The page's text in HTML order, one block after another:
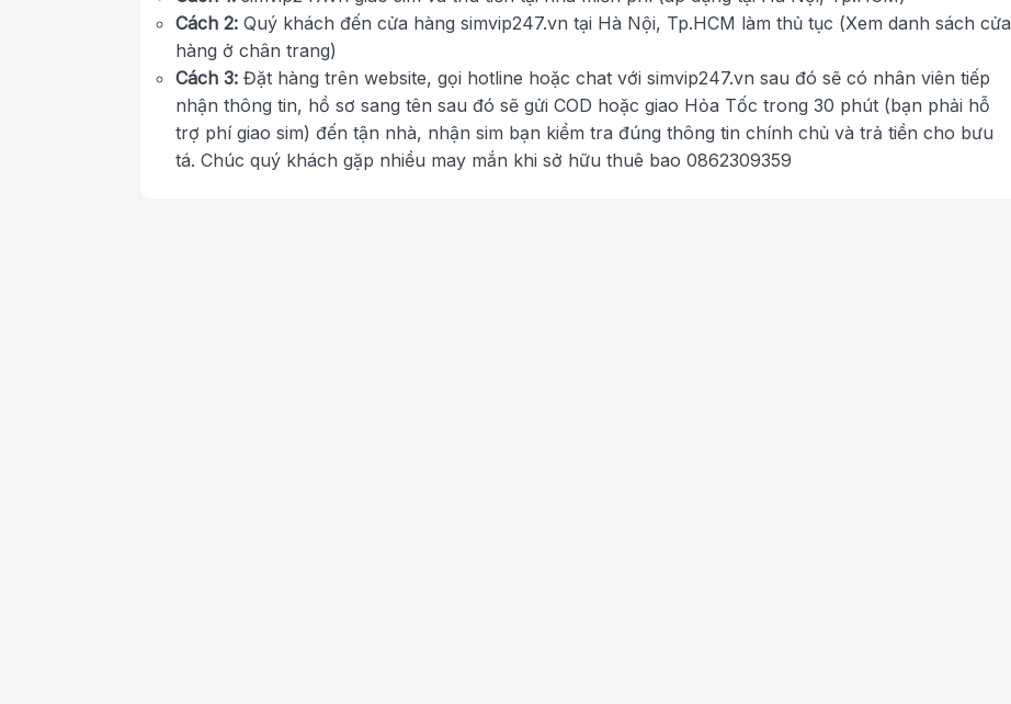
Cách 2: Quý khách đến cửa hàng simvip247.vn tại Hà Nội, Tp.HCM làm thủ tục (Xem danh sách cửa
hàng ở chân trang)
Cách 3: Đặt hàng trên website, gọi hotline hoặc chat với simvip247.vn sau đó sẽ có nhân viên tiếp
nhận thông tin, hồ sơ sang tên sau đó sẽ gửi COD hoặc giao Hỏa Tốc trong 30 phút (bạn phải hỗ
trợ phí giao sim) đến tận nhà, nhận sim bạn kiểm tra đúng thông tin chính chủ và trả tiền cho bưu
tá. Chúc quý khách gặp nhiều may mắn khi sở hữu thuê bao 0862309359